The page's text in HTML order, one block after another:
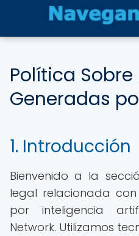
Política
Generadas
1. Introducción
Bienvenido a la
legal relacionada
por inteligencia
Network. Utilizamos